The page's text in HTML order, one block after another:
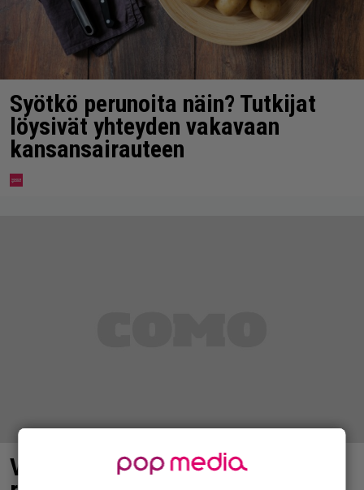
Syötkö perunoita näin? Tutkijat
löysivät yhteyden vakavaan
kansansairauteen
Vappu Pimiä sai huonoa palvelua